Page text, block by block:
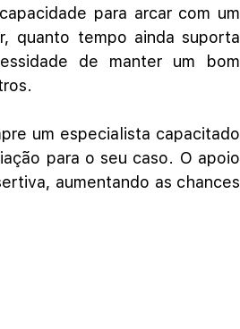
para arcar com um
quanto tempo ainda suporta
de manter um bom
um especialista capacitado
para o seu caso. O apoio
aumentando as chances